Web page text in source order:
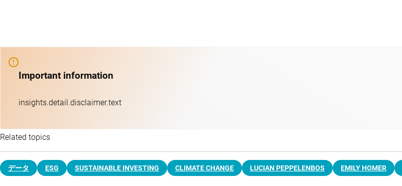
Important information
insights.detail.disclaimer.text
Related topics
データ ESG SUSTAINABLE INVESTING CLIMATE CHANGE LUCIAN PEPPELENBOS EMILY HOMER